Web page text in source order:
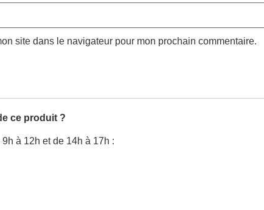
site dans le navigateur pour mon prochain commentaire.
ce produit ?
à 12h et de 14h à 17h :